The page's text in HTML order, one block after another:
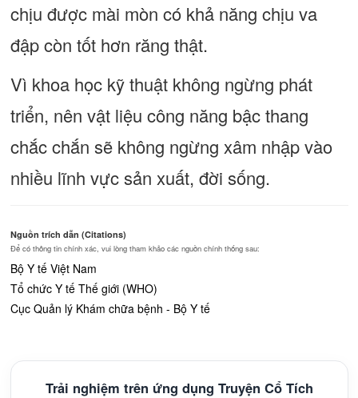
chịu được mài mòn có khả năng chịu va
đập còn tốt hơn răng thật.
Vì khoa học kỹ thuật không ngừng phát
triển, nên vật liệu công năng bậc thang
chắc chắn sẽ không ngừng xâm nhập vào
nhiều lĩnh vực sản xuất, đời sống.
Nguồn trích dẫn (Citations)
Để có thông tin chính xác, vui lòng tham khảo các nguồn chính thống sau:
Bộ Y tế Việt Nam
Tổ chức Y tế Thế giới (WHO)
Cục Quản lý Khám chữa bệnh - Bộ Y tế
Trải nghiệm trên ứng dụng Truyện Cổ Tích